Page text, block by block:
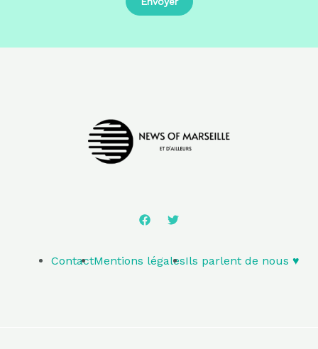
ContactMentions légalesIls parlent de nous ♥️